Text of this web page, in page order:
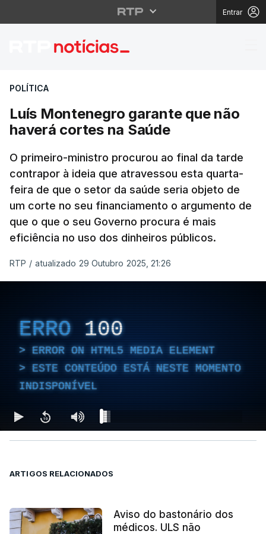
Entrar
Luís Montenegro
POLÍTICA
Luís Montenegro garante que não
haverá cortes na Saúde
O primeiro-ministro procurou ao final da tarde
contrapor à ideia que atravessou esta quarta-
feira de que o setor da saúde seria objeto de
um corte no seu financiamento o argumento de
que o que o seu Governo procura é mais
eficiência no uso dos dinheiros públicos.
RTP / atualizado 29 Outubro 2025, 21:26
ERRO 100
ERROR ON HTML5 MEDIA ELEMENT
ESTE CONTEÚDO ESTÁ NESTE MOMENTO
INDISPONÍVEL
ARTIGOS RELACIONADOS
Aviso do bastonário dos
médicos. ULS não